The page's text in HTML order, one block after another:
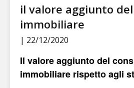
il valore aggiunto
immobiliare
| 22/12/2020
Il valore aggiunto del
immobiliare rispetto agli